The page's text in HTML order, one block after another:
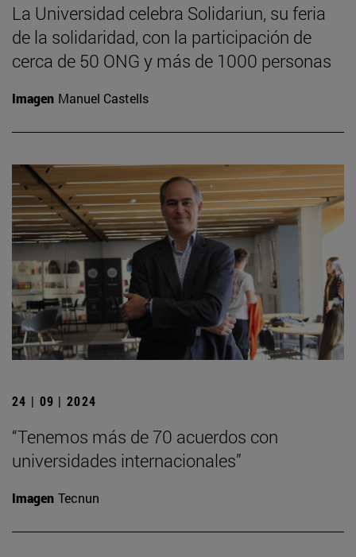
La Universidad celebra Solidariun, su feria
de la solidaridad, con la participación de
cerca de 50 ONG y más de 1000 personas
Imagen Manuel Castells
24 | 09 | 2024
“Tenemos más de 70 acuerdos con
universidades internacionales”
Imagen Tecnun